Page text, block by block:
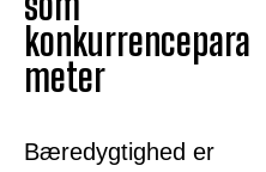
konkurrencepara
meter
Bæredygtighed er